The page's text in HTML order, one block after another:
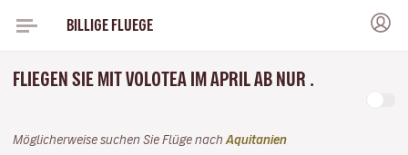
BILLIGE FLUEGE
FLIEGEN SIE MIT VOLOTEA IM APRIL AB NUR .
Möglicherweise suchen Sie Flüge nach Aquitanien